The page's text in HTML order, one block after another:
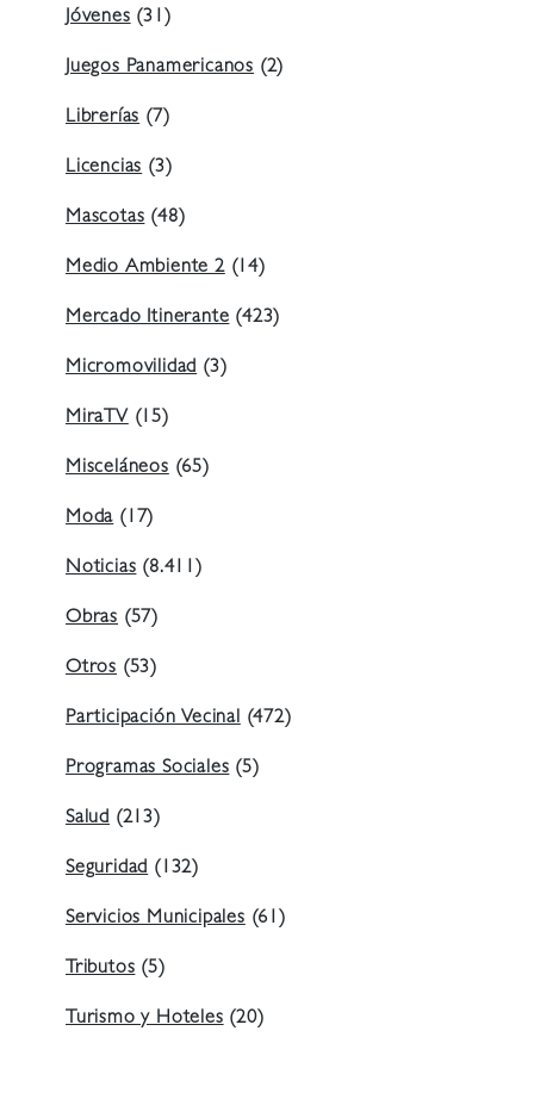
Jóvenes(31)
Juegos Panamericanos (2)
Librerías(7)
Licencias(3)
Mascotas(48)
Medio Ambiente 2(14)
Mercado Itinerante(423)
Micromovilidad(3)
MiraTV(15)
Misceláneos(65)
Moda(17)
Noticias(8.411)
Obras (57)
Otros (53)
Participación Vecinal(472)
Programas Sociales(5)
Salud (213)
Seguridad(132)
Servicios Municipales(61)
Tributos(5)
Turismo y Hoteles(20)